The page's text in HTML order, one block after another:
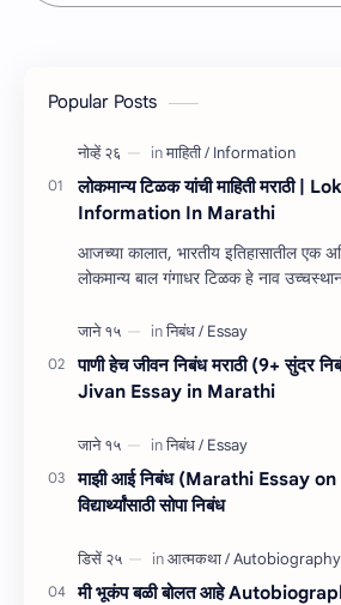
Popular Posts
लोकमान्य टिळक यांची माहिती मराठी |
Information In Marathi
आजच्या कालात, भारतीय इतिहासातील एक
लोकमान्य बाल गंगाधर टिळक हे नाव
पाणी हेच जीवन निबंध मराठी (9+ सुंदर
Jivan Essay in Marathi
माझी आई निबंध (Marathi Essay
विद्यार्थ्यांसाठी सोपा निबंध
मी भूकंप बळी बोलत आहे